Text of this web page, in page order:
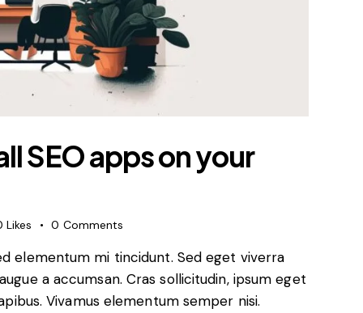
SEO apps on your
Likes 0 Comments
elementum mi tincidunt. Sed eget viverra
a accumsan. Cras sollicitudin, ipsum eget
Vivamus elementum semper nisi.